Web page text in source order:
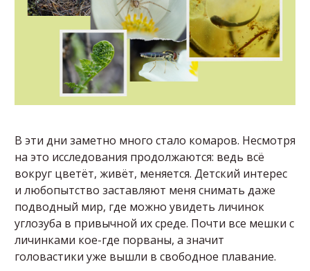
В эти дни заметно много стало комаров. Несмотря
на это исследования продолжаются: ведь всё
вокруг цветёт, живёт, меняется. Детский интерес
и любопытство заставляют меня снимать даже
подводный мир, где можно увидеть личинок
углозуба в привычной их среде. Почти все мешки с
личинками кое-где порваны, а значит
головастики уже вышли в свободное плавание.